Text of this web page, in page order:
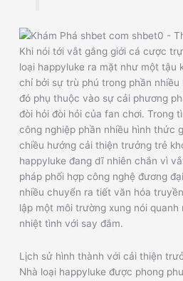
Khi nói tới vắt gắng giới cá cược
loại happyluke ra mặt như một tậu
chỉ bởi sự trù phú trong phần
đó phụ thuộc vào sự cải phương
đòi hỏi đòi hỏi của fan chơi. Trong
công nghiệp phần nhiều hình thức
chiều hướng cải thiện trưởng trẻ
happyluke đang dĩ nhiên chắn vì
pháp phối hợp công nghệ đương
nhiều chuyển ra tiết văn hóa
lập một môi trường xung nói quanh
nhiệt tình với say đắm.
Lịch sử hình thành với cải thiện
Nhà loại happyluke được phong